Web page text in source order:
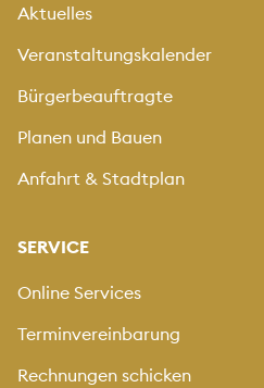
Aktuelles
Veranstaltungskalender
Bürgerbeauftragte
Planen und Bauen
Anfahrt & Stadtplan
SERVICE
Online Services
Terminvereinbarung
Rechnungen schicken